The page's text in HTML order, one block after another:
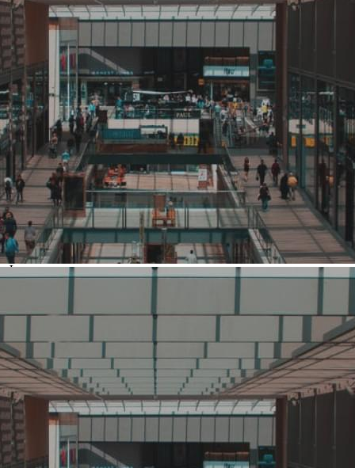
Рязань, Калуга
192 (+4)
Навигация
Мы готовы арендовать
О компании
Фотогалерея
Оставьте заявку
Мы готовы арендовать
Города, регионы
Вид деятельности
Здоровье, лечение, профилактика
Площадь искомых помещений
от 50 до 100 м 2
Стоимость аренды
Финальная цена
Сеть рассматривает предложения аренды на любом этаже,
Рязань, Калуга
Опубликовано
30.06.2026 г.
О компании Пикассо
Перейти на страницу о компании
Фотогалерея
Контакты